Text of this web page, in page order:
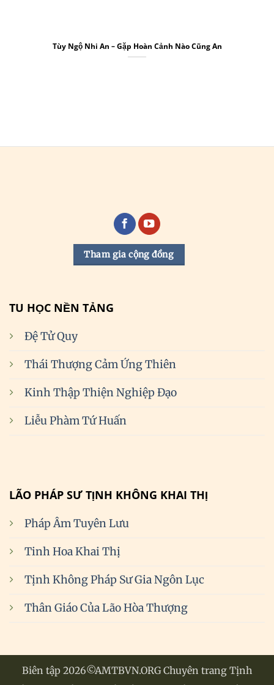
Tùy Ngộ Nhi An – Gặp Hoàn Cảnh Nào Cũng An
Tham gia cộng đồng
TU HỌC NỀN TẢNG
Đệ Tử Quy
Thái Thượng Cảm Ứng Thiên
Kinh Thập Thiện Nghiệp Đạo
Liễu Phàm Tứ Huấn
LÃO PHÁP SƯ TỊNH KHÔNG KHAI THỊ
Pháp Âm Tuyên Lưu
Tinh Hoa Khai Thị
Tịnh Không Pháp Sư Gia Ngôn Lục
Thân Giáo Của Lão Hòa Thượng
Biên tập 2026©AMTBVN.ORG Chuyên trang Tịnh